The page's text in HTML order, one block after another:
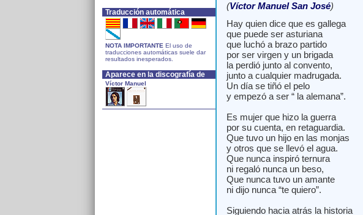
Traducción automática
NOTA IMPORTANTE El uso de
traducciones automáticas suele dar
resultados inesperados.
Aparece en la discografía de
Víctor Manuel
(Víctor Manuel San José)
Hay quien dice que es gallega
que puede ser asturiana
que luchó a brazo partido
por ser virgen y un brigada
la perdió junto al convento,
junto a cualquier madrugada.
Un día se tiñó el pelo
y empezó a ser “ la alemana”.
Es mujer que hizo la guerra
por su cuenta, en retaguardia.
Que tuvo un hijo en las monjas
y otros que se llevó el agua.
Que nunca inspiró ternura
ni regaló nunca un beso,
Que nunca tuvo un amante
ni dijo nunca “te quiero”.
Siguiendo hacia atrás la historia